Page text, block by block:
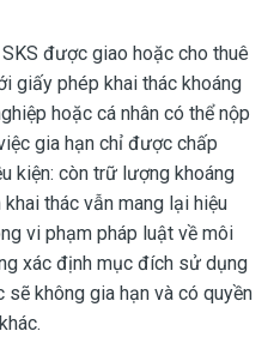
được giao hoặc cho thuê
giấy phép khai thác khoáng
hoặc cá nhân có thể nộp
gia hạn chỉ được chấp
kiện: còn trữ lượng khoáng
thác vẫn mang lại hiệu
vi phạm pháp luật về môi
xác định mục đích sử dụng
sẽ không gia hạn và có quyền